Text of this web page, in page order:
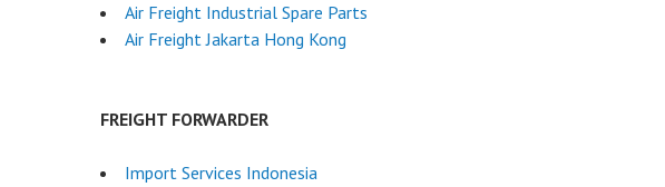
Air Freight Industrial Spare Parts
Air Freight Jakarta Hong Kong
FREIGHT FORWARDER
Import Services Indonesia